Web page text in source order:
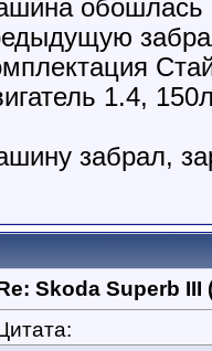
обошлась
1.4,
забрал,
Skoda Superb III